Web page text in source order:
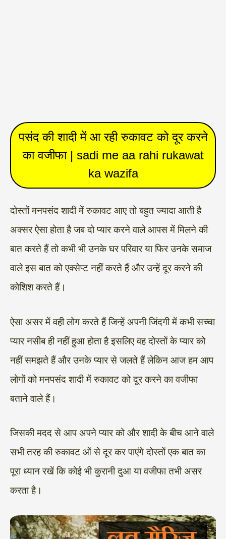
पसंद की शादी में आ रही रुकावट को दूर करने
का वजीफा | sadi me aa rahi rukawat
ka wazifa
दोस्तों मनपसंद शादी में रुकावट आए तो बहुत ज्यादा आती है
अक्सर ऐसा होता है जब दो प्यार करने वाले आपस में मिलने की
बात करते हैं तो कभी भी उनके घर परिवार या फिर उनके समाज
वाले इस बात को एक्सेप्ट नहीं करते हैं और उन्हें दूर करने की
कोशिश करते हैं।
ऐसा असर में वही लोग करते हैं जिन्हें अपनी जिंदगी में कभी सच्चा
प्यार नसीब ही नहीं हुआ होता है इसलिए वह दोस्तों के प्यार को
नहीं समझते हैं और उनके प्यार से जलते हैं लेकिन आज हम आप
लोगों को मनपसंद शादी में रुकावट को दूर करने का वजीफा
बताने वाले हैं।
जिसकी मदद से आप अपने प्यार को और शादी के बीच आने वाले
सभी तरह की रुकावट ओं से दूर कर पाएंगे दोस्तों एक बात का
पूरा ध्यान रखें कि कोई भी कुरानी दुआ या वजीफा तभी असर
करता है।